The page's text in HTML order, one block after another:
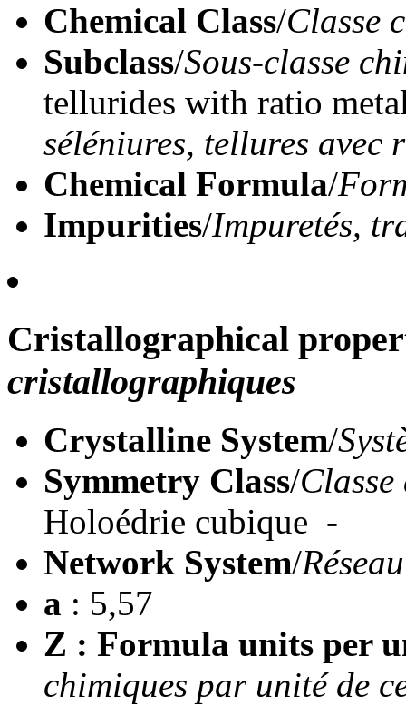
Chemical Class/Classe
Subclass/Sous-classe
tellurides with ratio
séléniures, tellures
Chemical Formula/
Impurities/Impuretés,
Cristallographical
cristallographiques
Crystalline System/
Symmetry Class/Classe
Holoédrie cubique -
Network System/
a : 5,57
Z : Formula units per
chimiques par unité de